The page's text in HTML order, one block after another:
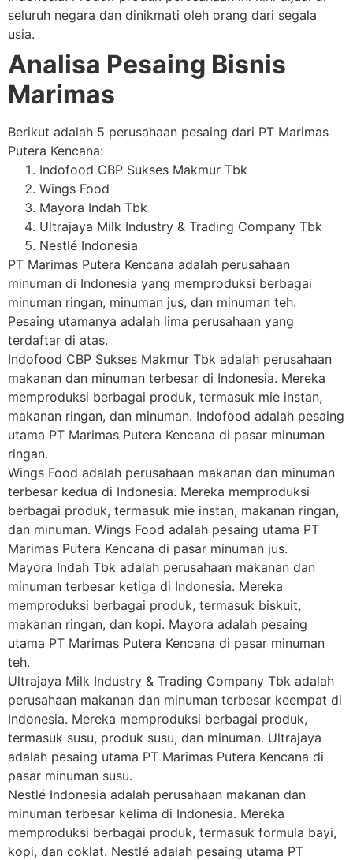
seluruh negara dan dinikmati oleh orang dari segala
usia.
Analisa Pesaing Bisnis
Marimas
Berikut adalah 5 perusahaan pesaing dari PT Marimas
Putera Kencana:
Indofood CBP Sukses Makmur Tbk
Wings Food
Mayora Indah Tbk
Ultrajaya Milk Industry & Trading Company Tbk
Nestlé Indonesia
PT Marimas Putera Kencana adalah perusahaan
minuman di Indonesia yang memproduksi berbagai
minuman ringan, minuman jus, dan minuman teh.
Pesaing utamanya adalah lima perusahaan yang
terdaftar di atas.
Indofood CBP Sukses Makmur Tbk adalah perusahaan
makanan dan minuman terbesar di Indonesia. Mereka
memproduksi berbagai produk, termasuk mie instan,
makanan ringan, dan minuman. Indofood adalah pesaing
utama PT Marimas Putera Kencana di pasar minuman
ringan.
Wings Food adalah perusahaan makanan dan minuman
terbesar kedua di Indonesia. Mereka memproduksi
berbagai produk, termasuk mie instan, makanan ringan,
dan minuman. Wings Food adalah pesaing utama PT
Marimas Putera Kencana di pasar minuman jus.
Mayora Indah Tbk adalah perusahaan makanan dan
minuman terbesar ketiga di Indonesia. Mereka
memproduksi berbagai produk, termasuk biskuit,
makanan ringan, dan kopi. Mayora adalah pesaing
utama PT Marimas Putera Kencana di pasar minuman
teh.
Ultrajaya Milk Industry & Trading Company Tbk adalah
perusahaan makanan dan minuman terbesar keempat di
Indonesia. Mereka memproduksi berbagai produk,
termasuk susu, produk susu, dan minuman. Ultrajaya
adalah pesaing utama PT Marimas Putera Kencana di
pasar minuman susu.
Nestlé Indonesia adalah perusahaan makanan dan
minuman terbesar kelima di Indonesia. Mereka
memproduksi berbagai produk, termasuk formula bayi,
kopi, dan coklat. Nestlé adalah pesaing utama PT